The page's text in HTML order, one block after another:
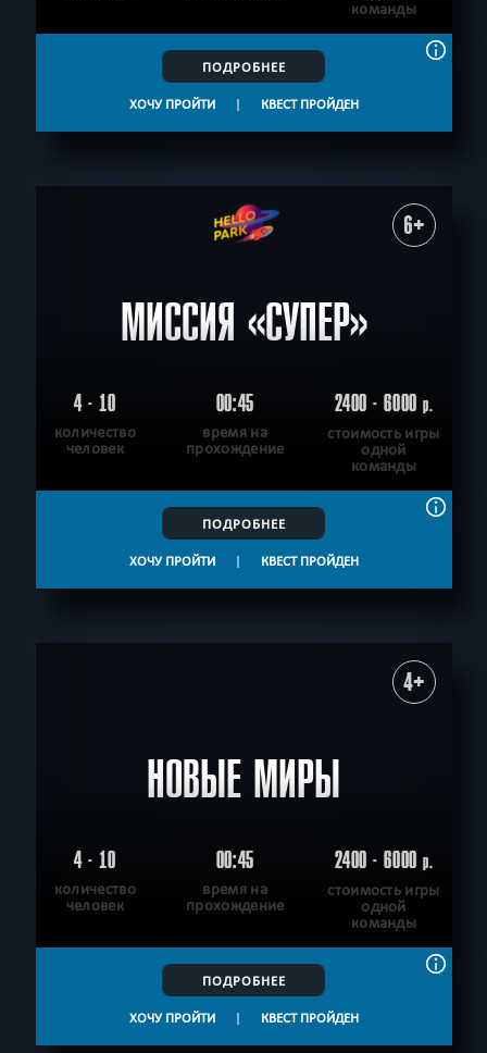
команды
ПОДРОБНЕЕ
ХОЧУ ПРОЙТИ | КВЕСТ ПРОЙДЕН
6+
МИССИЯ «СУПЕР»
4 - 10
количество
человек
00:45
время на
прохождение
2400 - 6000р.
стоимость игры
одной
команды
ПОДРОБНЕЕ
ХОЧУ ПРОЙТИ | КВЕСТ ПРОЙДЕН
4+
НОВЫЕ МИРЫ
4 - 10
количество
человек
00:45
время на
прохождение
2400 - 6000р.
стоимость игры
одной
команды
ПОДРОБНЕЕ
ХОЧУ ПРОЙТИ | КВЕСТ ПРОЙДЕН